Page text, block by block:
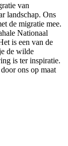
van
landschap. Ons
de migratie mee.
Nationaal
is een van de
de wilde
is ter inspiratie.
ons op maat